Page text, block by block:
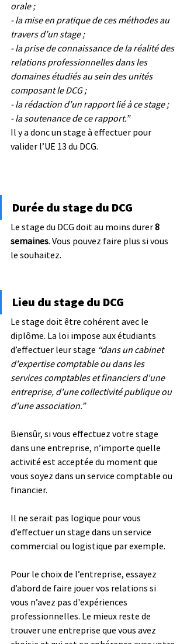
orale ;
- la mise en pratique de ces méthodes au
travers d’un stage ;
- la prise de connaissance de la réalité des
relations professionnelles dans les
domaines étudiés au sein des unités
composant le DCG ;
- la rédaction d’un rapport lié à ce stage ;
- la soutenance de ce rapport.”
Il y a donc un stage à effectuer pour
valider l’UE 13 du DCG.
Durée du stage du DCG
Le stage du DCG doit au moins durer 8
semaines. Vous pouvez faire plus si vous
le souhaitez.
Lieu du stage du DCG
Le stage doit être cohérent avec le
diplôme. La loi impose aux étudiants
d’effectuer leur stage “dans un cabinet
d'expertise comptable ou dans les
services comptables et financiers d'une
entreprise, d'une collectivité publique ou
d'une association.”
Biensûr, si vous effectuez votre stage
dans une entreprise, n’importe quelle
activité est acceptée du moment que
vous soyez dans un service comptable ou
financier.
Il ne serait pas logique pour vous
d’effectuer un stage dans un service
commercial ou logistique par exemple.
Pour le choix de l’entreprise, essayez
d’abord de faire jouer vos relations si
vous n’avez pas d'expériences
professionnelles. Le mieux reste de
trouver une entreprise que vous avez